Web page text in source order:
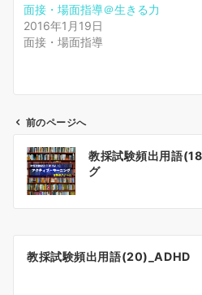
面接・場面指導＠生きる力
2016年1月19日
面接・場面指導
ビ
前のページへ
教採試験頻出用語
グ
教採試験頻出用語(20)_ADHD